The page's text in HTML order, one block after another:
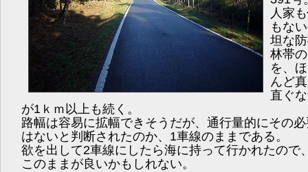
人家
もな
坦な
林帯
を、
んど
直ぐ
が1ｋｍ以上も続く。
路幅は容易に拡幅できそうだが、通行量的にその
はないと判断されたのか、1車線のままである。
欲を出して2車線にしたら海に持って行かれたので
このままが良いかもしれない。